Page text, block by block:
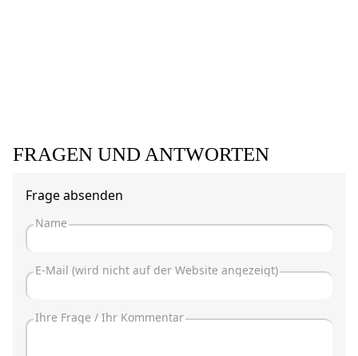
FRAGEN UND ANTWORTEN
Frage absenden